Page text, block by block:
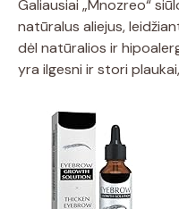
Galiausiai „Mnozreo“
natūralus aliejus,
dėl natūralios ir
yra ilgesni ir stori